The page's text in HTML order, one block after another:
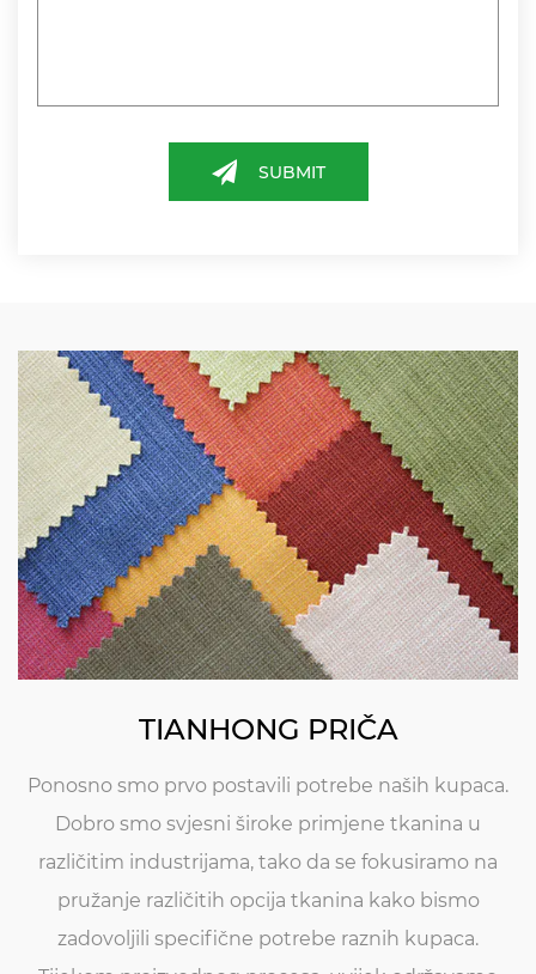
SUBMIT
TIANHONG PRIČA
Ponosno smo prvo postavili potrebe naših kupaca.
Dobro smo svjesni široke primjene tkanina u
različitim industrijama, tako da se fokusiramo na
pružanje različitih opcija tkanina kako bismo
zadovoljili specifične potrebe raznih kupaca.